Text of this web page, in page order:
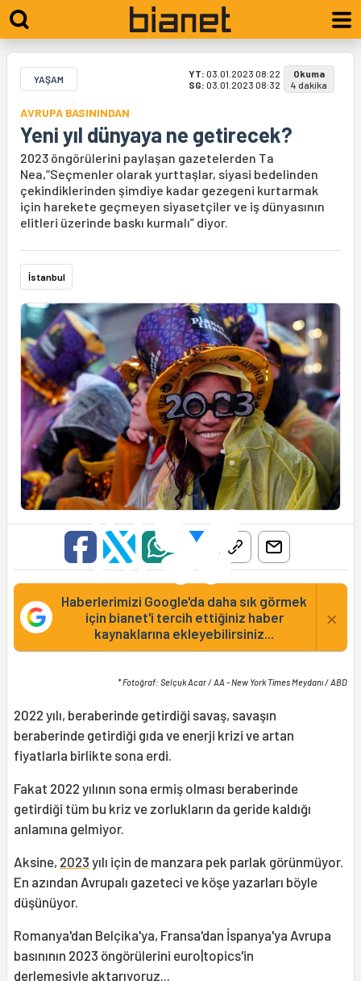
YAŞAM YT: 03.01.2023 08:22
SG: 03.01.2023 08:32
Okuma
4 dakika
AVRUPA BASININDAN
Yeni yıl dünyaya ne getirecek?
2023 öngörülerini paylaşan gazetelerden Ta
Nea,“Seçmenler olarak yurttaşlar, siyasi bedelinden
çekindiklerinden şimdiye kadar gezegeni kurtarmak
için harekete geçmeyen siyasetçiler ve iş dünyasının
elitleri üzerinde baskı kurmalı” diyor.
İstanbul
Haberlerimizi Google'da daha sık görmek
için bianet'i tercih ettiğiniz haber
kaynaklarına ekleyebilirsiniz...
×
* Fotoğraf: Selçuk Acar / AA - New York Times Meydanı / ABD
2022 yılı, beraberinde getirdiği savaş, savaşın
beraberinde getirdiği gıda ve enerji krizi ve artan
fiyatlarla birlikte sona erdi.
Fakat 2022 yılının sona ermiş olması beraberinde
getirdiği tüm bu kriz ve zorlukların da geride kaldığı
anlamına gelmiyor.
Aksine, 2023 yılı için de manzara pek parlak görünmüyor.
En azından Avrupalı gazeteci ve köşe yazarları böyle
düşünüyor.
Romanya'dan Belçika'ya, Fransa'dan İspanya'ya Avrupa
basınının 2023 öngörülerini euro|topics'in
derlemesiyle aktarıyoruz...